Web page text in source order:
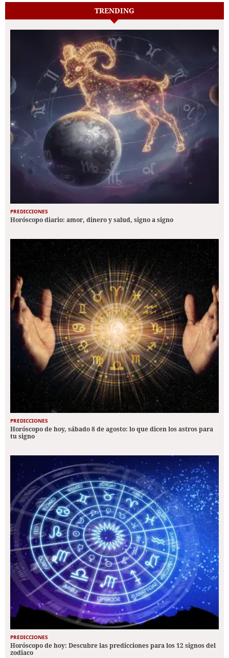
TRENDING
PREDICCIONES
Horóscopo diario: amor, dinero y salud, signo a signo
PREDICCIONES
Horóscopo de hoy, sábado 8 de agosto: lo que dicen los astros para
tu signo
PREDICCIONES
Horóscopo de hoy: Descubre las predicciones para los 12 signos del
zodiaco